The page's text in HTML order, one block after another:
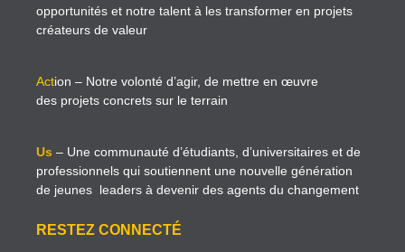
opportunités et notre talent à les transformer en projets
créateurs de valeur
Action – Notre volonté d’agir, de mettre en œuvre
des projets concrets sur le terrain
Us – Une communauté d’étudiants, d’universitaires et de
professionnels qui soutiennent une nouvelle génération
de jeunes leaders à devenir des agents du changement
RESTEZ CONNECTÉ